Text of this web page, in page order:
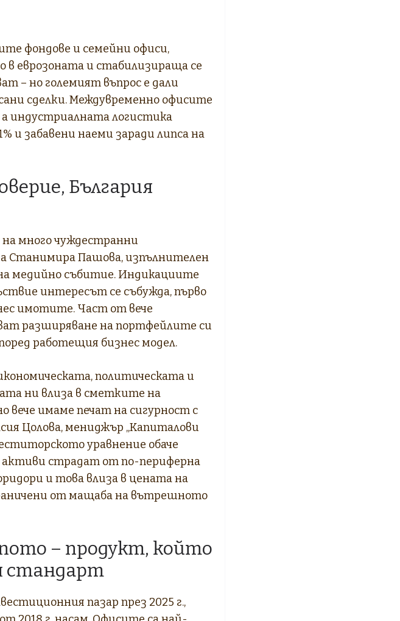
фондове и семейни офиси,
в еврозоната и стабилизираща се
– но големият въпрос е дали
сделки. Междувременно офисите
индустриалната логистика
и забавени наеми заради липса на
България
много чуждестранни
Станимира Пашова, изпълнителен
медийно събитие. Индикациите
интересът се събужда, първо
имотите. Част от вече
разширяване на портфейлите си
работещия бизнес модел.
политическата и
ни влиза в сметките на
вече имаме печат на сигурност с
Цолова, мениджър „Капиталови
уравнение обаче
страдат от по-периферна
и това влиза в цената на
от мащаба на вътрешното
– продукт, който
стандарт
пазар през 2025 г.,